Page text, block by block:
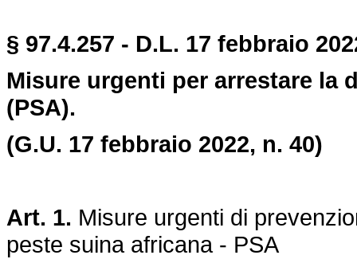
§ 97.4.257 - D.L. 17 febbraio
Misure urgenti per arrestare la
(PSA).
(G.U. 17 febbraio 2022, n. 40)
Art. 1. Misure urgenti di
peste suina africana - PSA